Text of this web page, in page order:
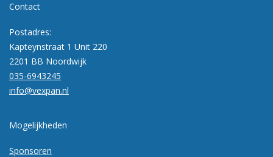
Contact
Postadres:
Kapteynstraat 1 Unit 220
2201 BB Noordwijk
035-6943245
info@vexpan.nl
Mogelijkheden
Sponsoren